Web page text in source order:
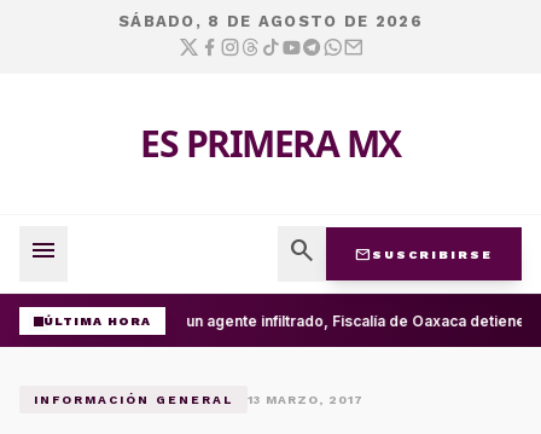
SÁBADO, 8 DE AGOSTO DE 2026
ES PRIMERA MX
menu search mail SUSCRIBIRSE
ÚLTIMA HORA Con un agente infiltrado, Fiscalía de Oaxaca detiene
INFORMACIÓN GENERAL 13 MARZO, 2017